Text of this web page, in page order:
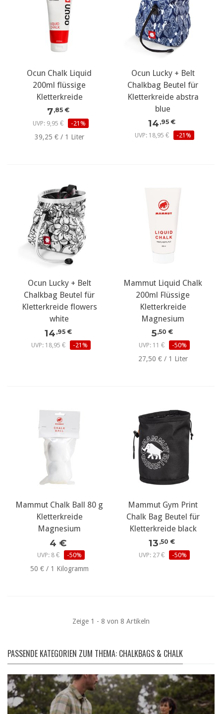
Ocun Chalk Liquid
200ml flüssige
Kletterkreide
7,85 €
UVP: 9,95 €
-21%
39,25 € / 1 Liter
Ocun Lucky + Belt
Chalkbag Beutel für
Kletterkreide abstra
blue
14 ,95 €
UVP: 18,95 €
-21%
Ocun Lucky + Belt
Chalkbag Beutel für
Kletterkreide flowers
white
14 ,95 €
UVP: 18,95 €
-21%
Mammut Liquid Chalk
200ml Flüssige
Kletterkreide
Magnesium
5,50 €
UVP: 11 €
-50%
27,50 € / 1 Liter
Mammut Chalk Ball 80 g
Kletterkreide
Magnesium
4 €
UVP: 8 € -50%
50 € / 1 Kilogramm
Mammut Gym Print
Chalk Bag Beutel für
Kletterkreide black
13 ,50 €
UVP: 27 €
-50%
Zeige 1 - 8 von 8 Artikeln
PASSENDE KATEGORIEN ZUM THEMA: CHALKBAGS & CHALK